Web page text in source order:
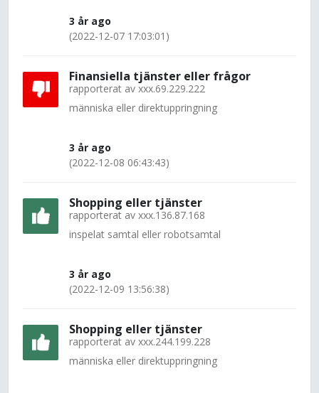
3 år ago
(2022-12-07 17:03:01)
Finansiella tjänster eller frågor
rapporterat av xxx.69.229.222
människa eller direktuppringning
3 år ago
(2022-12-08 06:43:43)
Shopping eller tjänster
rapporterat av xxx.136.87.168
inspelat samtal eller robotsamtal
3 år ago
(2022-12-09 13:56:38)
Shopping eller tjänster
rapporterat av xxx.244.199.228
människa eller direktuppringning